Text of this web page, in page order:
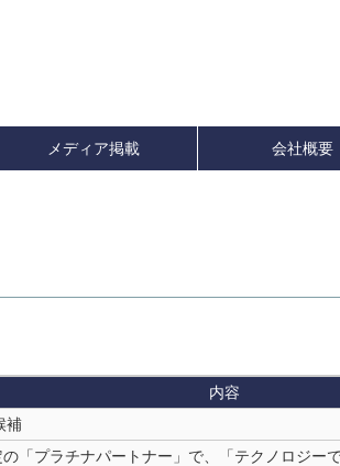
メディア掲載 会社概要
内容
補
「プラチナパートナー」で、「テクノロジー